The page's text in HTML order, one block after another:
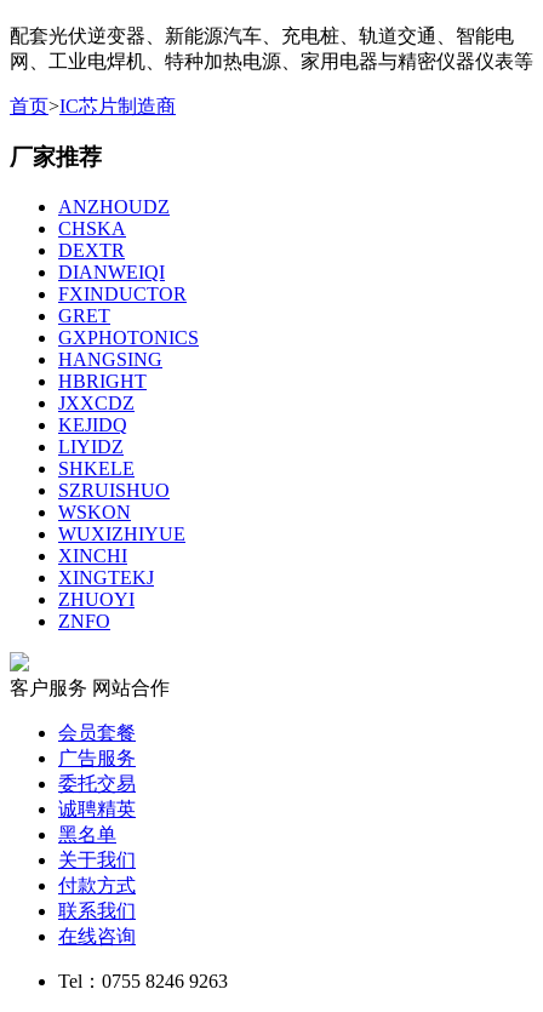
配套光伏逆变器、新能源汽车、充电桩、轨道交通、智能电
网、工业电焊机、特种加热电源、家用电器与精密仪器仪表等
首页>IC芯片制造商
厂家推荐
ANZHOUDZ
CHSKA
DEXTR
DIANWEIQI
FXINDUCTOR
GRET
GXPHOTONICS
HANGSING
HBRIGHT
JXXCDZ
KEJIDQ
LIYIDZ
SHKELE
SZRUISHUO
WSKON
WUXIZHIYUE
XINCHI
XINGTEKJ
ZHUOYI
ZNFO
客户服务 网站合作
会员套餐
广告服务
委托交易
诚聘精英
黑名单
关于我们
付款方式
联系我们
在线咨询
Tel：0755 8246 9263